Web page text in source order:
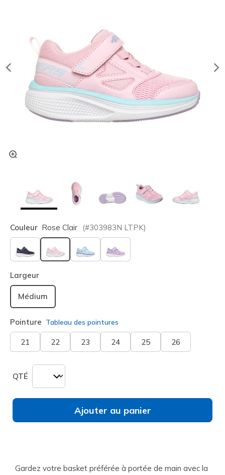
Couleur Rose Clair (#303983N LTPK)
sélectionné
Largeur
Médium
Pointure Tableau des pointures
21 22 23 24 25 26
QTÉ
Ajouter au panier
Gardez votre basket préférée à portée de main avec la